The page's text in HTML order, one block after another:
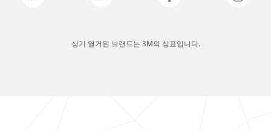
상기 열거된 브랜드는 3M의 상표입니다.